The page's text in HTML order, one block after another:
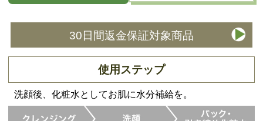
30日間返金保証対象商品
使用ステップ
洗顔後、化粧水としてお肌に水分補給を。